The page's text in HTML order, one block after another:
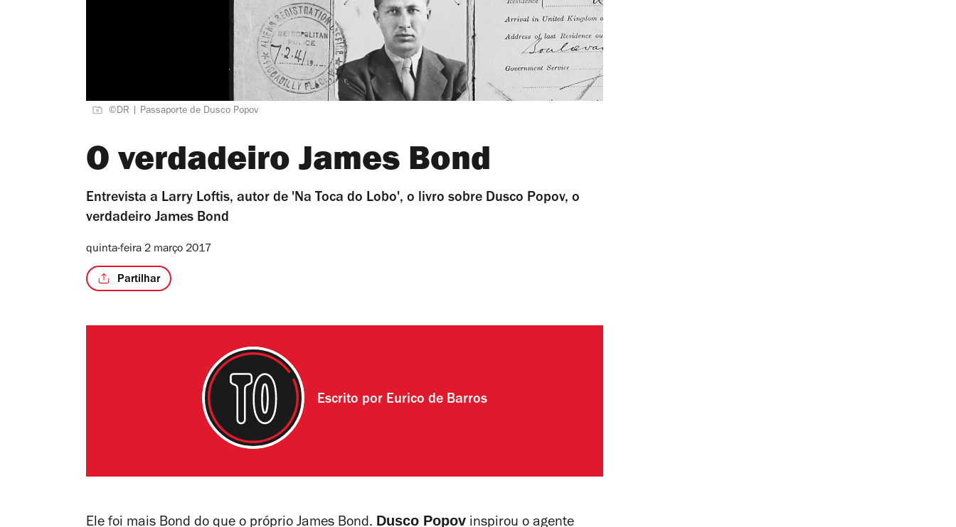
©DR | Passaporte de Dusco Popov
O verdadeiro James Bond
Entrevista a Larry Loftis, autor de 'Na Toca do Lobo', o livro sobre Dusco Popov, o
verdadeiro James Bond
quinta-feira 2 março 2017
Partilhar
Escrito por Eurico de Barros
Ele foi mais Bond do que o próprio James Bond. Dusco Popov inspirou o agente